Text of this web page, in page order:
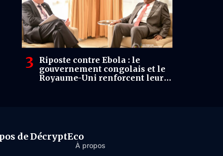
Riposte contre Ebola : le
gouvernement congolais et le
Royaume-Uni renforcent leur
de DécryptEco
À propos